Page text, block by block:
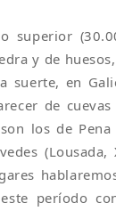
superior
y de
suerte, en
de
los de
período